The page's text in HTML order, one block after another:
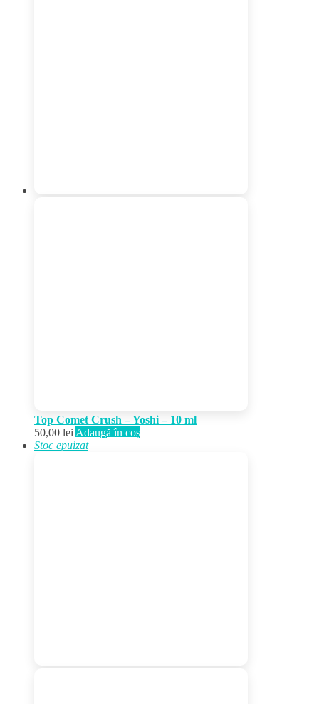
Top Comet Crush – Yoshi – 10 ml
50,00 lei Adaugă în coș
Stoc epuizat